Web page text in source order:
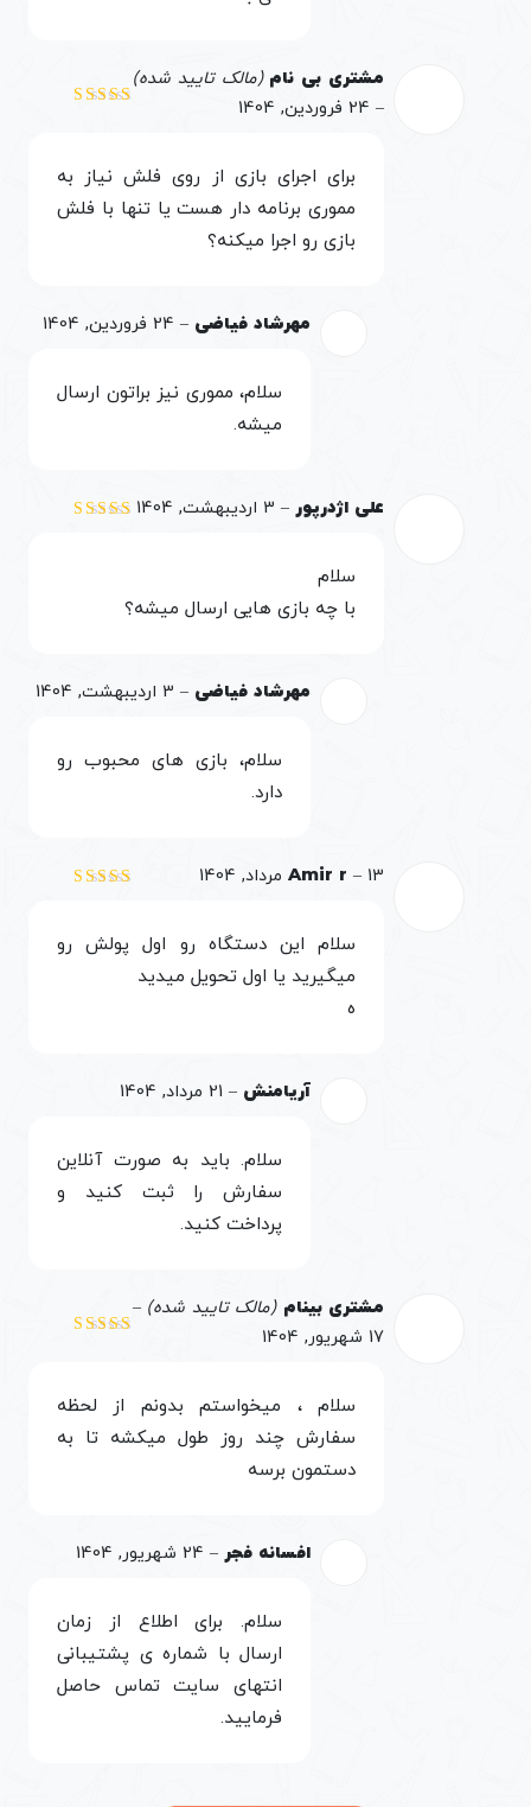
مشتری بی نام(مالک تایید شده)
– 24 فروردین, 1404
برای اجرای بازی از روی فلش نیاز به
مموری برنامه دار هست یا تنها با فلش
بازی رو اجرا میکنه؟
مهرشاد فیاضی – 24 فروردین, 1404
سلام، مموری نیز براتون ارسال
میشه.
علی اژدرپور – 3 اردیبهشت, 1404
سلام
با چه بازی هایی ارسال میشه؟
مهرشاد فیاضی – 3 اردیبهشت, 1404
سلام، بازی های محبوب رو
دارد.
Amir r – 13 مرداد, 1404
سلام این دستگاه رو اول پولش رو
میگیرید یا اول تحویل میدید
ه
آریامنش – 21 مرداد, 1404
سلام. باید به صورت آنلاین
سفارش را ثبت کنید و
پرداخت کنید.
مشتری بینام(مالک تایید شده) –
17 شهریور, 1404
سلام ، میخواستم بدونم از لحظه
سفارش چند روز طول میکشه تا به
دستمون برسه
افسانه فجر – 24 شهریور, 1404
سلام. برای اطلاع از زمان
ارسال با شماره ی پشتیبانی
انتهای سایت تماس حاصل
فرمایید.